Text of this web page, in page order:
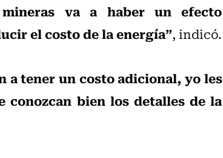
va a haber un efecto
el costo de la energía”, indicó.
a tener un costo adicional, yo les
bien los detalles de la